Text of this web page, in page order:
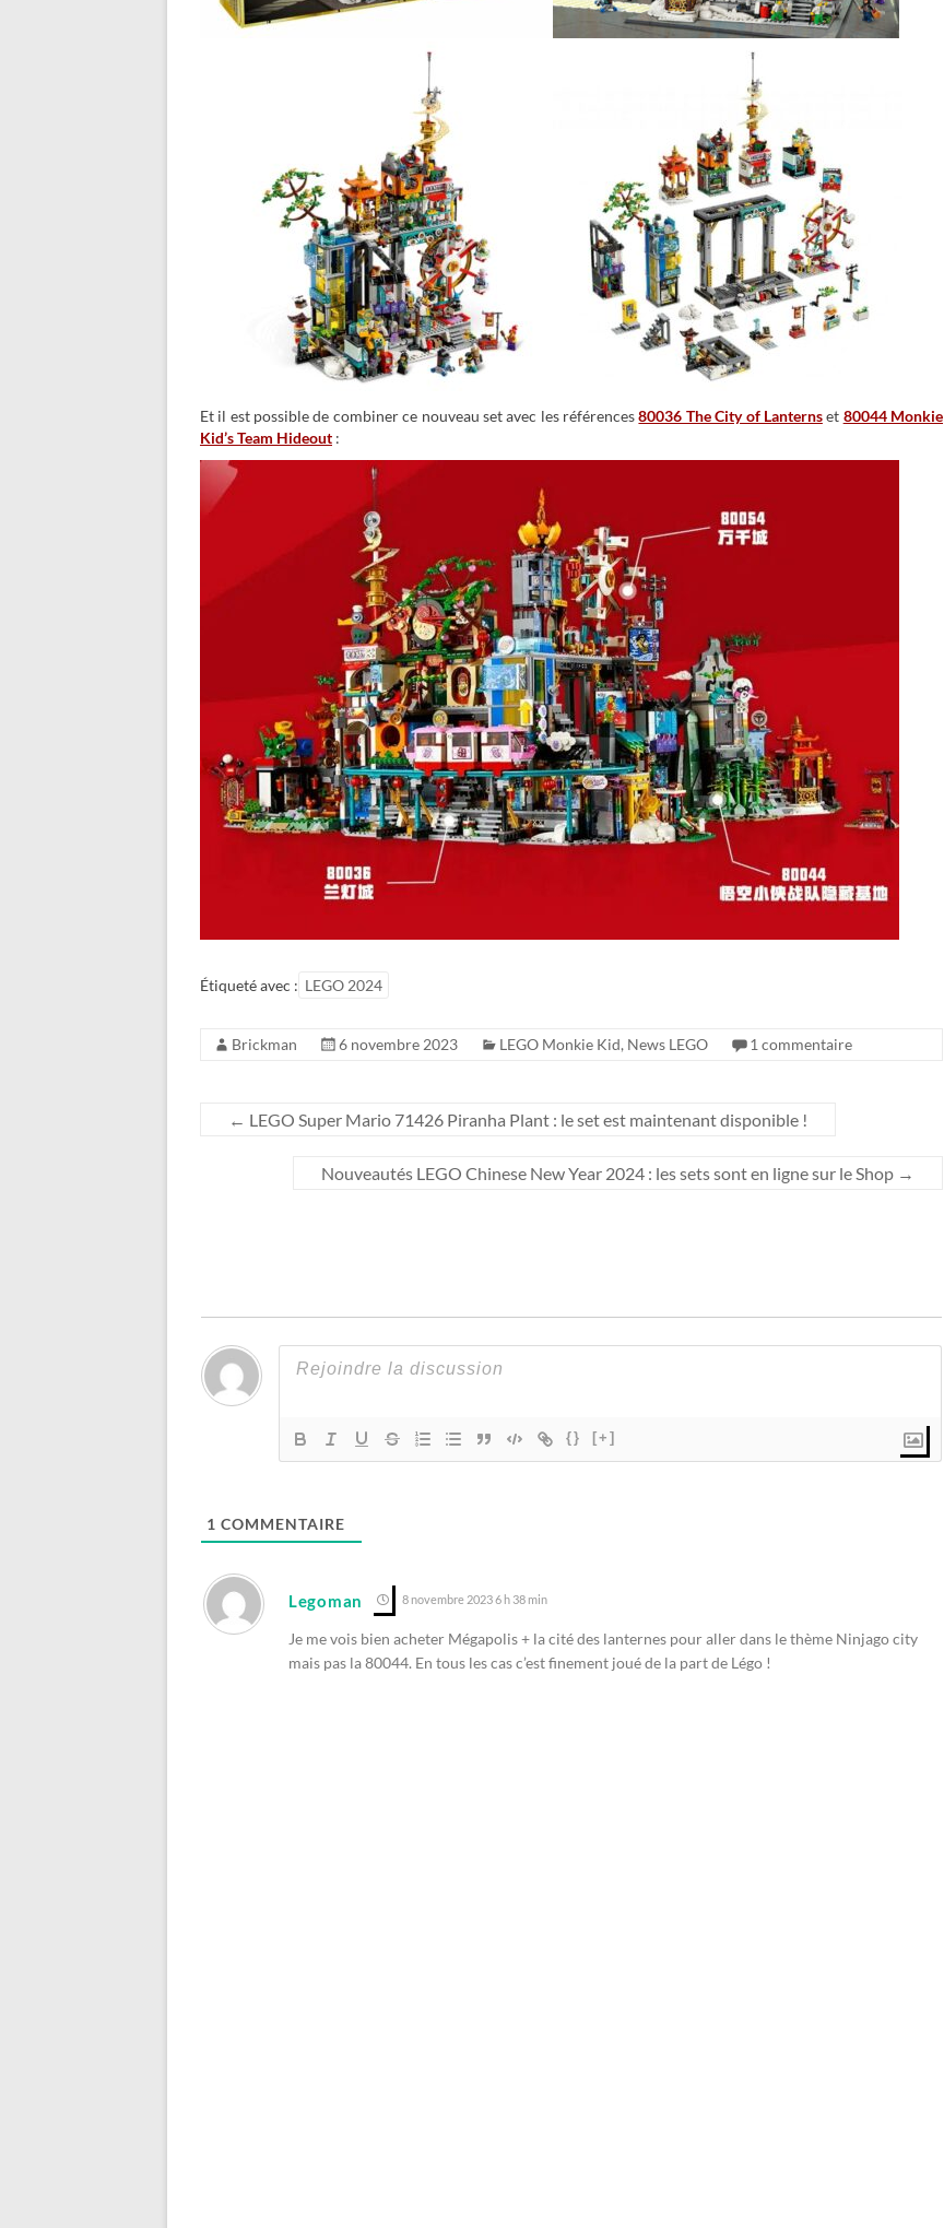
Et il est possible de combiner ce nouveau set avec les références80036 The City of Lanternset 80044 Monkie
Kid’s Team Hideout :
Étiqueté avec : LEGO 2024
Brickman 6 novembre 2023 LEGO Monkie Kid, News LEGO 1 commentaire
← LEGO Super Mario 71426 Piranha Plant : le set est maintenant disponible !
Nouveautés LEGO Chinese New Year 2024 : les sets sont en ligne sur le Shop →
{} [+]
1 COMMENTAIRE
Legoman 8 novembre 2023 6 h 38 min
Je me vois bien acheter Mégapolis + la cité des lanternes pour aller dans le thème Ninjago city
mais pas la 80044. En tous les cas c’est finement joué de la part de Légo !